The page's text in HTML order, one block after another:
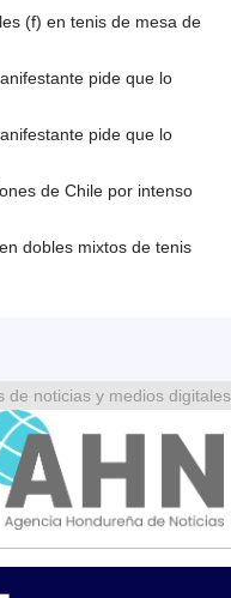
(f) en tenis de mesa de
pide que lo
pide que lo
de Chile por intenso
dobles mixtos de tenis
de noticias y medios digitales